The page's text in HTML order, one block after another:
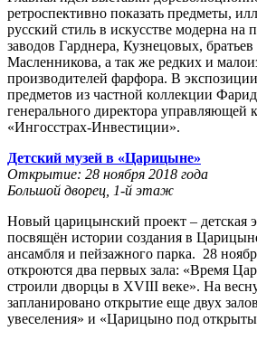
ретроспективно показать предметы,
русский стиль в искусстве модерна на
заводов Гарднера, Кузнецовых,
Масленникова, а так же редких и
производителей фарфора. В
предметов из частной коллекции
генерального директора управляющей
«Ингосстрах-Инвестиции».
Детский музей в «Царицыне»
Открытие: 28 ноября 2018 года
Большой дворец, 1-й этаж
Новый царицынский проект – детская
посвящён истории создания в
ансамбля и пейзажного парка. 28
откроются два первых зала: «Время
строили дворцы в XVIII веке». На
запланировано открытие еще двух
увеселения» и «Царицыно под